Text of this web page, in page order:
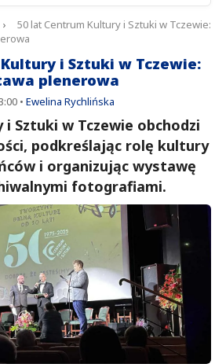
›
50 lat Centrum Kultury i Sztuki w Tczewie:
i Sztuki w Tczewie:
plenerowa
• Ewelina Rychlińska
Sztuki w Tczewie obchodzi
podkreślając rolę kultury
i organizując wystawę
fotografiami.